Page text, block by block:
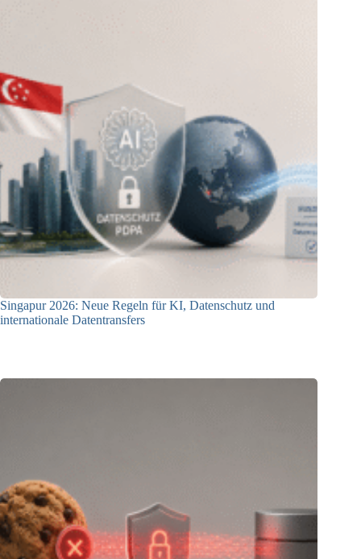
Singapur 2026: Neue Regeln für KI, Datenschutz und
internationale Datentransfers